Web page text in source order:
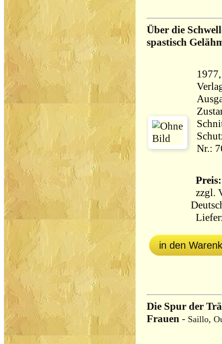
Über die
spastisch
Nr.:
zzgl.
in den
Die Spur der
Frauen - Saillo,